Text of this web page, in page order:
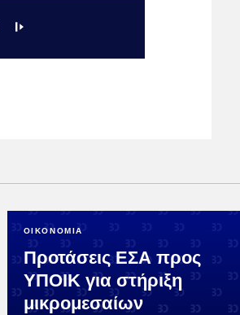
ΟΙΚΟΝΟΜΙΑ
Προτάσεις ΕΣΑ προς
ΥΠΟΙΚ για στήριξη
μικρομεσαίων